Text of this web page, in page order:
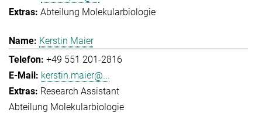
Abteilung Molekularbiologie
Kerstin Maier
+49 551 201-2816
kerstin.maier@...
Research Assistant
Abteilung Molekularbiologie